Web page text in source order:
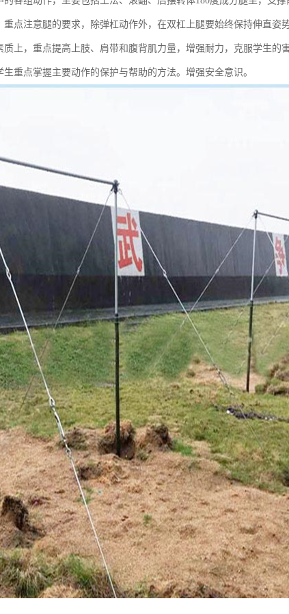
重点注意腿的要求，除弹杠动作外，在双杠上腿要始终保持伸直姿
质上，重点提高上肢、肩带和腹背肌力量，增强耐力，克服学生的
生重点掌握主要动作的保护与帮助的方法。增强安全意识。